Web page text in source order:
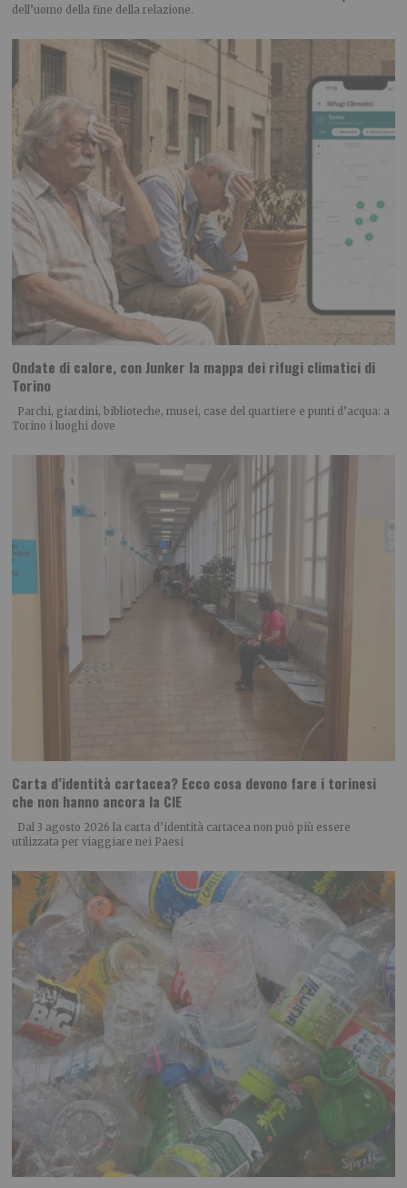
dell’uomo della fine della relazione.
Ondate di calore, con Junker la mappa dei rifugi climatici di
Torino
Parchi, giardini, biblioteche, musei, case del quartiere e punti d’acqua: a
Torino i luoghi dove
Carta d’identità cartacea? Ecco cosa devono fare i torinesi
che non hanno ancora la CIE
Dal 3 agosto 2026 la carta d’identità cartacea non può più essere
utilizzata per viaggiare nei Paesi